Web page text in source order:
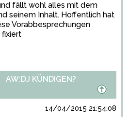
fällt wohl alles mit dem
seinem Inhalt. Hoffentlich hat
Vorabbesprechungen
AW:DJ KÜNDIGEN?
14/04/2015 21:54:08